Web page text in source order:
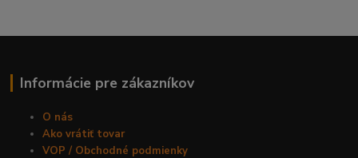
Informácie pre zákazníkov
O nás
Ako vrátiť tovar
VOP / Obchodné podmienky